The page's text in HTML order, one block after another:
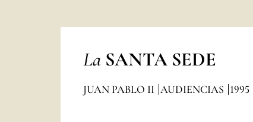
La SANTA SEDE
JUAN PABLO II AUDIENCIAS 1995